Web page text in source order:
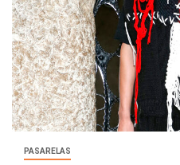
PASARELAS